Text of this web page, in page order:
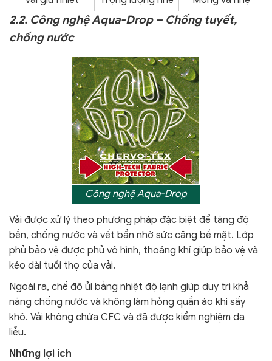
2.2. Công nghệ Aqua-Drop – Chống tuyết,
chống nước
Công nghệ Aqua-Drop
Vải được xử lý theo phương pháp đặc biệt để tăng độ
bền, chống nước và vết bẩn nhờ sức căng bề mặt. Lớp
phủ bảo vệ được phủ vô hình, thoáng khí giúp bảo vệ và
kéo dài tuổi thọ của vải.
Ngoài ra, chế độ ủi bằng nhiệt độ lạnh giúp duy trì khả
năng chống nước và không làm hỏng quần áo khi sấy
khô. Vải không chứa CFC và đã được kiểm nghiệm da
liễu.
Những lợi ích